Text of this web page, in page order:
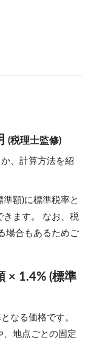
(税理士監修)
、計算方法を紹
額)に標準税率と
きます。 なお、税
場合もあるためご
× 1.4% (標準
なる価格です。
、地点ごとの固定